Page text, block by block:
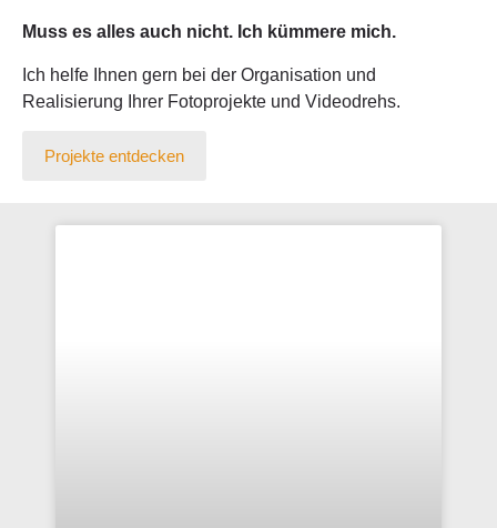
Muss es alles auch nicht. Ich kümmere mich.
Ich helfe Ihnen gern bei der Organisation und
Realisierung Ihrer Fotoprojekte und Videodrehs.
Projekte entdecken